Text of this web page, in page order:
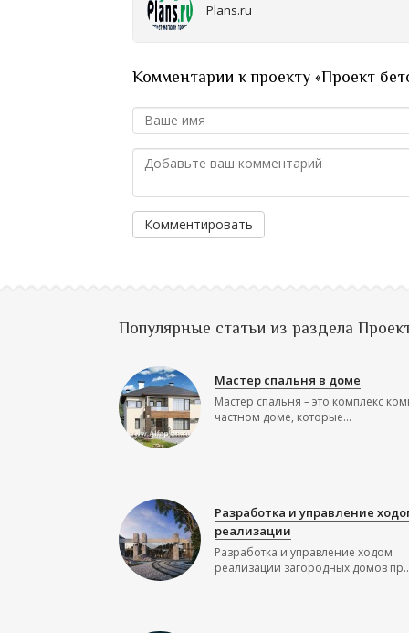
Plans.ru
Комментарии к проекту «Проект
Комментировать
Популярные статьи из раздела
Мастер спальня в доме
Мастер спальня – это комплекс
частном доме, которые...
Разработка и управление
реализации
Разработка и управление ходом
реализации загородных домов